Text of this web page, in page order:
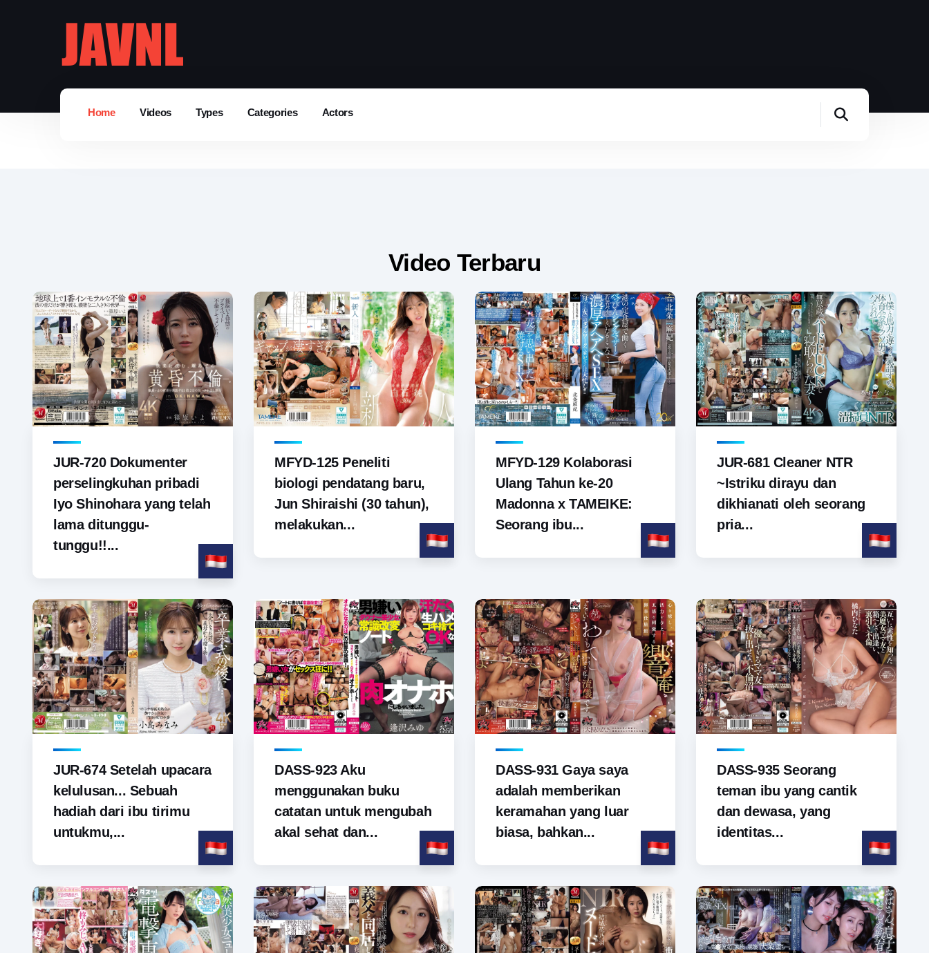
Home Videos Types Categories Actors
Video Terbaru
JUR-720 Dokumenter
perselingkuhan pribadi
Iyo Shinohara yang telah
lama ditunggu-
tunggu!!...
MFYD-125 Peneliti
biologi pendatang baru,
Jun Shiraishi (30 tahun),
melakukan...
MFYD-129 Kolaborasi
Ulang Tahun ke-20
Madonna x TAMEIKE:
Seorang ibu...
JUR-681 Cleaner NTR
~Istriku dirayu dan
dikhianati oleh seorang
pria...
JUR-674 Setelah upacara
kelulusan... Sebuah
hadiah dari ibu tirimu
untukmu,...
DASS-923 Aku
menggunakan buku
catatan untuk mengubah
akal sehat dan...
DASS-931 Gaya saya
adalah memberikan
keramahan yang luar
biasa, bahkan...
DASS-935 Seorang
teman ibu yang cantik
dan dewasa, yang
identitas...